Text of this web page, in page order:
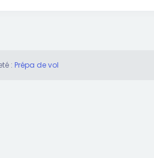
: Prépa de vol